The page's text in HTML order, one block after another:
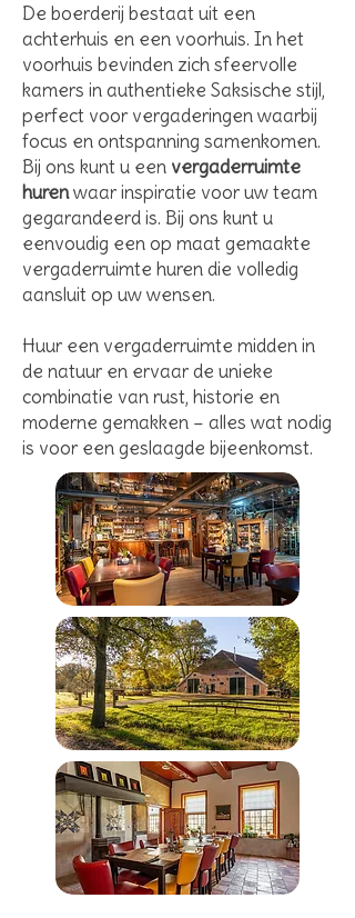
De boerderij bestaat uit een
achterhuis en een voorhuis. In het
voorhuis bevinden zich sfeervolle
kamers in authentieke Saksische stijl,
perfect voor vergaderingen waarbij
focus en ontspanning samenkomen.
Bij ons kunt u een vergaderruimte
hurenwaar inspiratie voor uw team
gegarandeerd is. Bij ons kunt u
eenvoudig een op maat gemaakte
vergaderruimte huren die volledig
aansluit op uw wensen.
Huur een vergaderruimte midden in
de natuur en ervaar de unieke
combinatie van rust, historie en
moderne gemakken – alles wat nodig
is voor een geslaagde bijeenkomst.